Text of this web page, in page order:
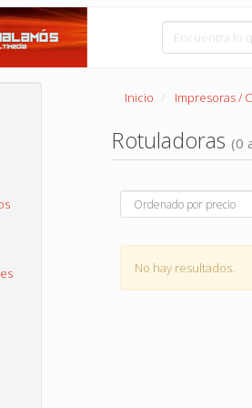
Inicio Impresoras /
Rotuladoras (0
No hay resultados.